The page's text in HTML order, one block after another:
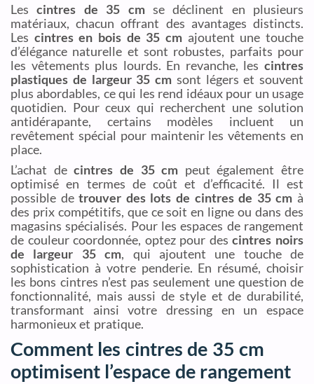
Lescintres de 35 cmse déclinent en plusieurs
matériaux, chacun offrant des avantages distincts.
Les cintres en bois de 35 cm ajoutent une touche
d’élégance naturelle et sont robustes, parfaits pour
les vêtements plus lourds. En revanche, les cintres
plastiques de largeur 35 cm sont légers et souvent
plus abordables, ce qui les rend idéaux pour un usage
quotidien. Pour ceux qui recherchent une solution
antidérapante, certains modèles incluent un
revêtement spécial pour maintenir les vêtements en
place.
L’achat decintres de 35 cm peut également être
optimisé en termes de coût et d’efficacité. Il est
possible detrouver des lots de cintres de 35 cm à
des prix compétitifs, que ce soit en ligne ou dans des
magasins spécialisés. Pour les espaces de rangement
de couleur coordonnée, optez pour descintres noirs
de largeur 35 cm, qui ajoutent une touche de
sophistication à votre penderie. En résumé, choisir
les bons cintres n’est pas seulement une question de
fonctionnalité, mais aussi de style et de durabilité,
transformant ainsi votre dressing en un espace
harmonieux et pratique.
Comment les cintres de 35 cm
optimisent l’espace de rangement